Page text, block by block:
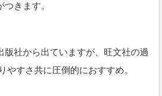
きます。
版社から出ていますが、旺文社の過
やすさ共に圧倒的におすすめ。